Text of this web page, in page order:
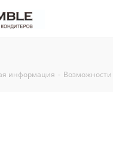
информация - Возможности